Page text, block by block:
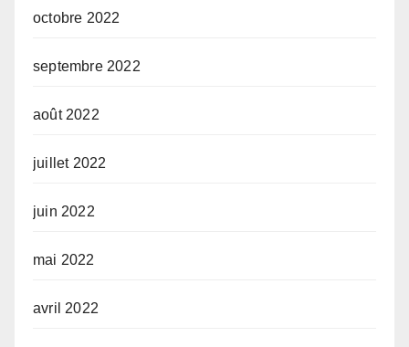
octobre 2022
septembre 2022
août 2022
juillet 2022
juin 2022
mai 2022
avril 2022